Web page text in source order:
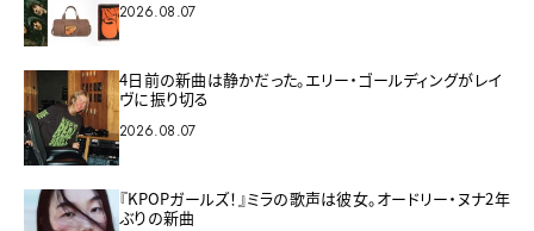
2026.08.07
4日前の新曲は静かだった。エリー・ゴールディングがレイ
ヴに振り切る
2026.08.07
『KPOPガールズ！』ミラの歌声は彼女。オードリー・ヌナ2年
ぶりの新曲